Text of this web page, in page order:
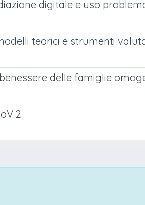
digitale e uso
teorici e strumenti
delle famiglie
2